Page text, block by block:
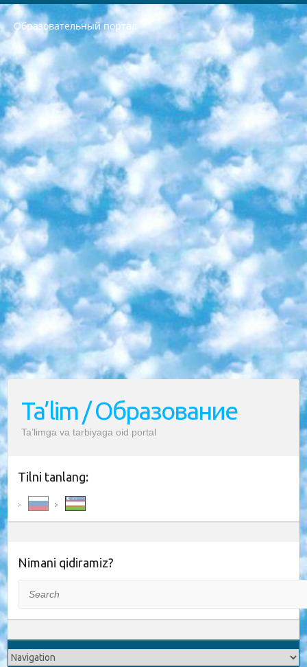
Образовательный портал
РЕСПУБЛИКА УЗБЕКИСТАН МИНИСТРЕРСТВО ДОШКОЛЬНОГО И ШКОЛЬНОГО ОБРАЗОВАНИЯ КОМАНДА в общеобразовательных учреждениях в 2023-2024 учебном году организация и проведение итоговой государственной аттестации обучающихся о Министра дошкольного и школьного образования Республики Узбекистан от 4 марта 2008 года (постановлением Минюста от 20 марта 2008 года № 1778 государственной регистрации) «Итоговое состояние учащихся общего среднего образования на основании положения об утверждении положения об аттестации общего среднего образования выпускной экзамен студентов в образовательных учреждениях в 2023-2024 учебном году В целях организации и прохождения аттестации приказываю: 1. Следующее: перечень предметов, по которым будет проводиться итоговая государственная аттестация и экзамен формы перевода согласно приложению 1; сертификаты международного образца, оценивающие уровень владения иностранными языками перечень согласно приложению 2; 2. Педагогический при специализированных образовательных учреждениях. научно-практический центр квалификации и международной оценки (Д.Давидова) 2024 г. До 25 марта: задания по предметам, по которым будет проводиться итоговая аттестация разработка и утверждение технических условий; итоговая аттестация на основании разработанного предметного задания разработка вопросов по предметам (устно и письменно), экзамен передача; общеобразовательные средние школы и специальные учебные заведения учащиеся выпускных классов школ и интернатов в агентской системе подготовка базы данных экзаменационных материалов и критериев оценки; перевод базы экзаменационных материалов на все языки обучения подать в Республиканский образовательный центр для изготовления; варианты экзаменов на основе разработанных контрольных материалов пусть будут поставлены задачи формирования. 3. Республиканский образовательный центр (Ш.Худайкулов) до 5 апреля 2024 года. до: база данных предоставленных экзаменационных материалов на все языки обучения перевод и экспертиза; для слепых, слабовидящих, глухих, слабослышащих и умственно отсталых детей учащиеся выпускных классов специализированных школ и школ-интернатов база данных экзаменационных материалов на всех преподаваемых языках подготовка критериев оценки; специализированные школы для умственно отсталых детей и технологии для учащихся выпускных классов школ-интернатов разработка соответствующих рекомендаций и критериев проведения ЕГЭ по естествознанию давать задания. 4. Педагогический при специализированных образовательных учреждениях. Научно-практический центр навыков и международной оценки (Д.Давидова), Республика образовательный центр (Худайкулов Ш.) итоговый государственный аттестационный экзамен ориентирован на творческое и логическое мышление при подготовке базы материалов учитывать введение заданий. 5. Следует отметить, что: сертификат государственного образца о знании общеобразовательного предмета и как минимум национальный уровень B1 по предметам на иностранных языках, указанным в Приложении 2. или международно признанный сертификат эквивалентного уровня студенты, изучающие определенный предмет, освобождаются от экзамена; по соответствующим предметам запланирована итоговая государственная аттестация за день до дня, путем жеребьевки Рабочей группой (в письменной форме по предметам, проводимым в форме) из числа сформированных вариантов выбрано 2 варианта; 2 выбранных варианта экзамена анонсированы на официальном сайте министерства и все выпускники по всей стране на основе этих вариантов проводит итоговую государственную аттестацию. 6. Государственное образование учащихся средних общеобразовательных учреждений. знания в соответствии с квалификационными требованиями, которые необходимо приобрести на основании стандартов итоговый (выпускной) контроль для 9 и 11 классов в целях тестирования Экзамены (далее – экзамены) состоят из предметов, перечисленных в приложении 1. будет сделано. 7. Экзамены пройдут с 26 мая по 15 июня 2024 г. (кроме науки физического воспитания). 8. Физическая для учащихся 9 классов общесредних образовательных учреждений. Экзамены по предмету «Образование, квалификация медицина» 1-6 мая 2024 года. сотрудники перевести под присмотр (с отклонениями в физическом или умственном развитии) специализированная школа для детей, школы-интернаты и со сколиозом школы-интернаты санаторного типа для больных детей исключены). 9. Он был слепым, слабовидящим и имел нарушения опорно-двигательного аппарата. экзамены в специализированных школах и интернатах для детей должны проводиться исходя из требований, предъявляемых к общеобразовательным учреждениям (физкультура кроме науки). 10. Специализированная школа для глухих и слабослышащих детей. и экзамены в интернатах и быть реализован в виде письменного теста по математике. 11. Специальность для умственно отсталых детей. Для 9 класса Родной язык и литературное письмо Государственный язык (язык обучения – узбекский). для неклассов) написано Математическое письмо Письменная/устная история Узбекистана Физическое воспитание практично Итоговый контроль Для 11 класса Написание родного языка и литературы (эссе) Математическое письмо Узбекский язык (обучение на узбекском языке) не посещающее общее среднее образование для учреждений)/Образовательное учреждение выбор письменный и устный Иностранный язык письменный/устный Письменная/устная история Узбекистана *По выбору студента:  Химия  Физика  Основы государственного права  География 10 бесплатных образовательных ресурсов - Мы составили подборку онлайн-проектов с интерактивными упражнениями, видеолекциями и статьями. Они помогут вам обрести новые и освежить старые знания бесплатно. 1. «ИНТУИТ» Старейшая образовательная площадка Рунета. Здесь вы найдёте сотни текстовых и видеокурсов на десятки различных тем — от программирования до психологии. Многие курсы подготовлены российскими университетами и крупными международными компаниями вроде Intel и Microsoft. Самостоятельное обучение бесплатное, но желающие могут оплатить услуги персональных наставников. 2. «Смартия» знакомит с актуальными профессиями и подсказывает, как им обучаться. Выбрав заинтересовавшую вас специальность — SMM-специалист, фотограф, веб-дизайнер или другую, — увидите список необходимых для неё умений. Чтобы вы могли освоить их самостоятельно, для каждого умения площадка отображает подборку ссылок на учебные материалы. Хотя «Смартия» ориентируется на русскоязычную аудиторию, часть контента всё же доступна только на английском. 3. «Лекторий Физтеха» Проект Московского физико-технического института (Физтеха). С его помощью вы можете смотреть онлайн серии лекций, записанные на видео в этом вузе. В числе доступных предметов — физика, биология, химия, информационные технологии и другие. К некоторым лекциям администрация ресурса прилагает готовые конспекты, которые можно скачивать в PDF-формате. 4. ITMOcourses Онлайн-площадка Санкт-Петербургского национального исследовательского университета информационных технологий, механики и оптики (ИТМО). Ресурс предоставляет свободный доступ к курсам, разработанным в этом вузе. Каталог материалов разбит на четыре категории: «Оптические системы и технологии», «Приборостроение и робототехника», «Информационные технологии» и «Биотехнологии». Курсы состоят из видеолекций, интерактивных демонстраций и заданий. 5. «КиберЛенинка» Электронная научная библиотека открытого доступа. Каталог площадки регулярно обрастает текстами статей из различных научных изданий. Сгруппированные по журналам и рубрикам публикации можно читать онлайн или скачивать целиком в PDF-формате. Проект нацелен на популяризацию науки за счёт открытого доступа к качественной информации. 6. «ПостНаука» На этом ресурсе публикуют подборки видеолекций, составленные экспертами из разных отраслей и объединённые общими темами. Среди них, к примеру, есть серии «Биоинформатика и геномика», «Культура средневековой Скандинавии» и Cinema Studies о теории кино. Каждая подборка лекций — логически связанная история, рассказанная экспертом от первого лица. Кроме того, на сайте появляются научно-образовательные статьи и тесты на разные темы. 7. «Newочём» Команда проекта «Newочём» отбирает самые интересные тексты из англоязычных СМИ и переводит те из них, за которые голосуют участники сообщества «ВКонтакте». По большей части это научно-популярные статьи. Редакторы придумывают лишь заголовки, в остальном содержание переводов соответствует оригиналам. Полные тексты можно читать прямо в социальной сети. 8. InternetUrok Онлайн-база материалов по основным дисциплинам школьной программы. Информация на сайте структурирована по классам, предметам и темам (урокам). Каждый урок состоит из видеолекций и конспектов. Есть также интерактивные тренажёры и тесты для закрепления пройденного материала. Даже если вы давно окончили школу, возможность повторить программу старших классов всегда может пригодиться. 9. Edutainme Ещё один ресурс об образовании. В отличие от Newtonew, как мне кажется, Edutainme больше ориентируется на представителей индустрии: педагогов, предпринимателей, разработчиков образовательных проектов. Но и любой, кто просто стремится к саморазвитию, найдёт на сайте много полезного и интересного для себя. Например, информацию о новых курсах и образовательных сервисах. 10. Newtonew Онлайн-медиа об образовании и обучении в широком смысле. Авторы Newtonew пишут об инструментах, заведениях, тактиках и стратегиях, которые помогают учить других и получать новые знания самостоятельно. На этой площадке вы найдёте новости, обзоры, аналитические мат
Ta’lim / Образование
Ta’limga va tarbiyaga oid portal
Tilni tanlang:
Nimani qidiramiz?